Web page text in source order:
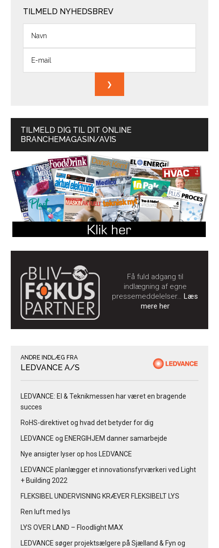
TILMELD NYHEDSBREV
TILMELD DIG TIL DIT ONLINE
BRANCHEMAGASIN/AVIS
Få fuld adgang til
indlægning af egne
pressemeddelelser…Læs
mere her
ANDRE INDLÆG FRA
LEDVANCE A/S
LEDVANCE: El & Teknikmessen har været en bragende
succes
RoHS-direktivet og hvad det betyder for dig
LEDVANCE og ENERGIHJEM danner samarbejde
Nye ansigter lyser op hos LEDVANCE
LEDVANCE planlægger et innovationsfyrværkeri ved Light
+ Building 2022
FLEKSIBEL UNDERVISNING KRÆVER FLEKSIBELT LYS
Ren luft med lys
LYS OVER LAND – Floodlight MAX
LEDVANCE søger projektsælgere på Sjælland & Fyn og